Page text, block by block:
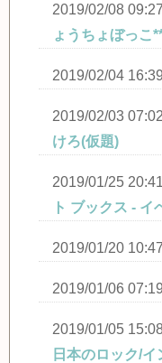
2019/02/08
ょうちょぼっこ
2019/02/04
2019/02/03
けろ(仮題)
2019/01/25
ト ブックス -
2019/01/20
2019/01/06
2019/01/05
日本のロック/イ